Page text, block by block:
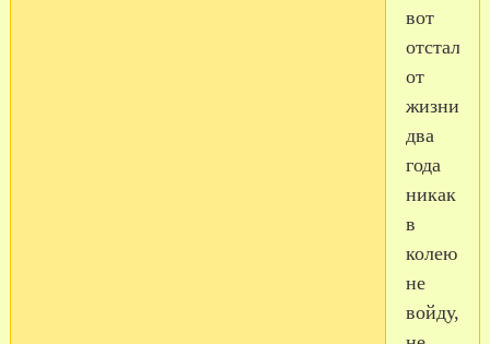
вот
отстала
от
два
года
никак
в
колею
не
войду,